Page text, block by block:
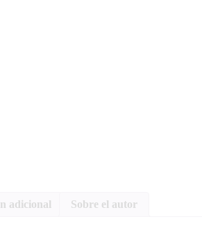
adicional Sobre el autor